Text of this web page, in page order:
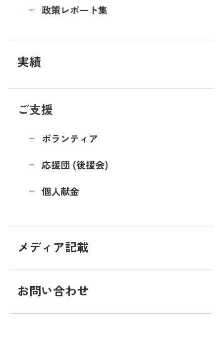
政策レポート集
実績
ご支援
ボランティア
応援団 (後援会)
個人献金
メディア記載
お問い合わせ